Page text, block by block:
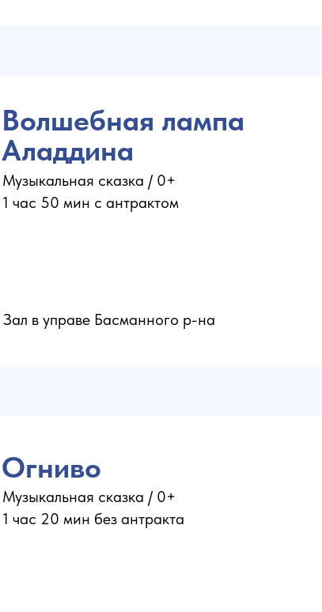
Зал в управе Басманного р-на
Волшебная лампа
Аладдина
Музыкальная сказка / 0+
1 час 50 мин с антрактом
Огниво
Музыкальная сказка / 0+
1 час 20 мин без антракта